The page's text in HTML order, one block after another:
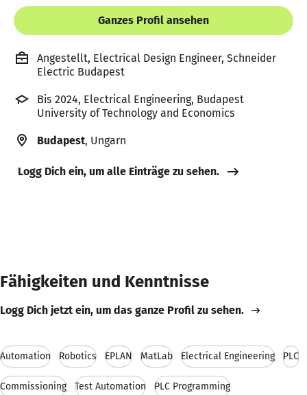
Ganzes Profil ansehen
Angestellt, Electrical Design Engineer, Schneider
Electric Budapest
Bis 2024, Electrical Engineering, Budapest
University of Technology and Economics
Budapest, Ungarn
Logg Dich ein, um alle Einträge zu sehen.
Fähigkeiten und Kenntnisse
Logg Dich jetzt ein, um das ganze Profil zu sehen.
Automation Robotics EPLAN MatLab Electrical Engineering PLC
Commissioning Test Automation PLC Programming